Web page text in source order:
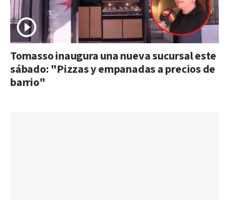
Tomasso inaugura una nueva sucursal este
sábado: "Pizzas y empanadas a precios de
barrio"